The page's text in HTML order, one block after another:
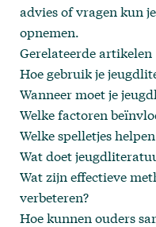
advies of vragen kun
opnemen.
Gerelateerde artikelen
Hoe gebruik je
Wanneer moet je
Welke factoren
Welke spelletjes
Wat doet
Wat zijn effectieve
verbeteren?
Hoe kunnen ouders